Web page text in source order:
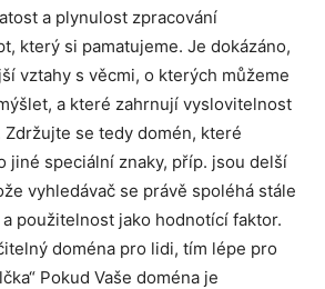
a plynulost zpracování
který si pamatujeme. Je dokázáno,
vztahy s věcmi, o kterých můžeme
a které zahrnují vyslovitelnost
se tedy domén, které
jiné speciální znaky, příp. jsou delší
vyhledávač se právě spoléhá stále
použitelnost jako hodnotící faktor.
doména pro lidi, tím lépe pro
Pokud Vaše doména je